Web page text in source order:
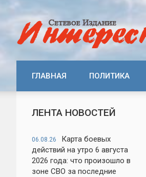
ГЛАВНАЯ ПОЛИТИКА
ЛЕНТА НОВОСТЕЙ
06.08.26
Карта боевых
действий на утро 6 августа
2026 года: что произошло в
зоне СВО за последние